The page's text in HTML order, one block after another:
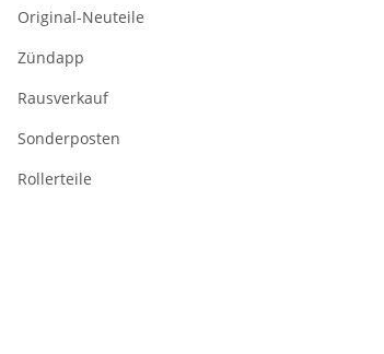
Original-Neuteile
Zündapp
Rausverkauf
Sonderposten
Rollerteile